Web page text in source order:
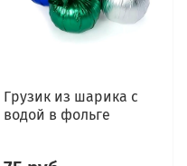
Грузик из шарика с
водой в фольге